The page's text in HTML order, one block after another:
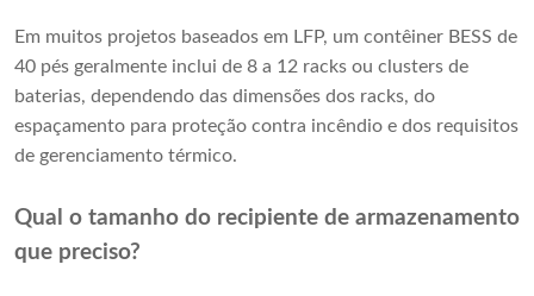
Em muitos projetos baseados em LFP, um contêiner BESS de
40 pés geralmente inclui de 8 a 12 racks ou clusters de
baterias, dependendo das dimensões dos racks, do
espaçamento para proteção contra incêndio e dos requisitos
de gerenciamento térmico.
Qual ​​o tamanho do recipiente de armazenamento
que preciso?